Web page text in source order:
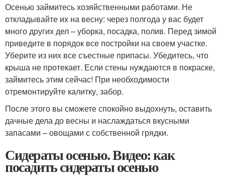
Осенью займитесь хозяйственными работами. Не
откладывайте их на весну: через полгода у вас будет
много других дел – уборка, посадка, полив. Перед зимой
приведите в порядок все постройки на своем участке.
Уберите из них все съестные припасы. Убедитесь, что
крыша не протекает. Если стены нуждаются в покраске,
займитесь этим сейчас! При необходимости
отремонтируйте калитку, забор.
После этого вы сможете спокойно выдохнуть, оставить
дачные дела до весны и наслаждаться вкусными
запасами – овощами с собственной грядки.
Сидераты осенью. Видео: как
посадить сидераты осенью